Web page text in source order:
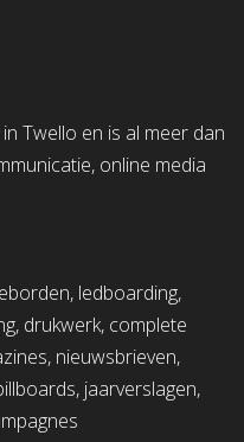
Twello en is al meer dan
online media
ledboarding,
drukwerk, complete
nieuwsbrieven,
jaarverslagen,